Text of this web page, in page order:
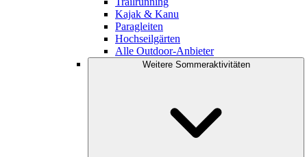
Kajak & Kanu
Paragleiten
Hochseilgärten
Alle Outdoor-Anbieter
Weitere Sommeraktivitäten